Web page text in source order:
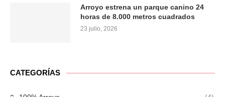
Arroyo estrena un parque canino 24
horas de 8.000 metros cuadrados
23 julio, 2026
CATEGORÍAS